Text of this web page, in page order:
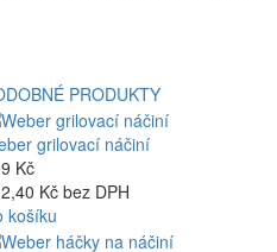
PRODUKTY
grilovací náčiní
Kč
Kč bez DPH
košíku